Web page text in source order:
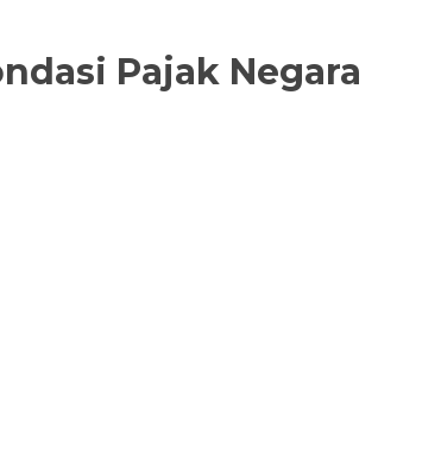
Pajak Negara